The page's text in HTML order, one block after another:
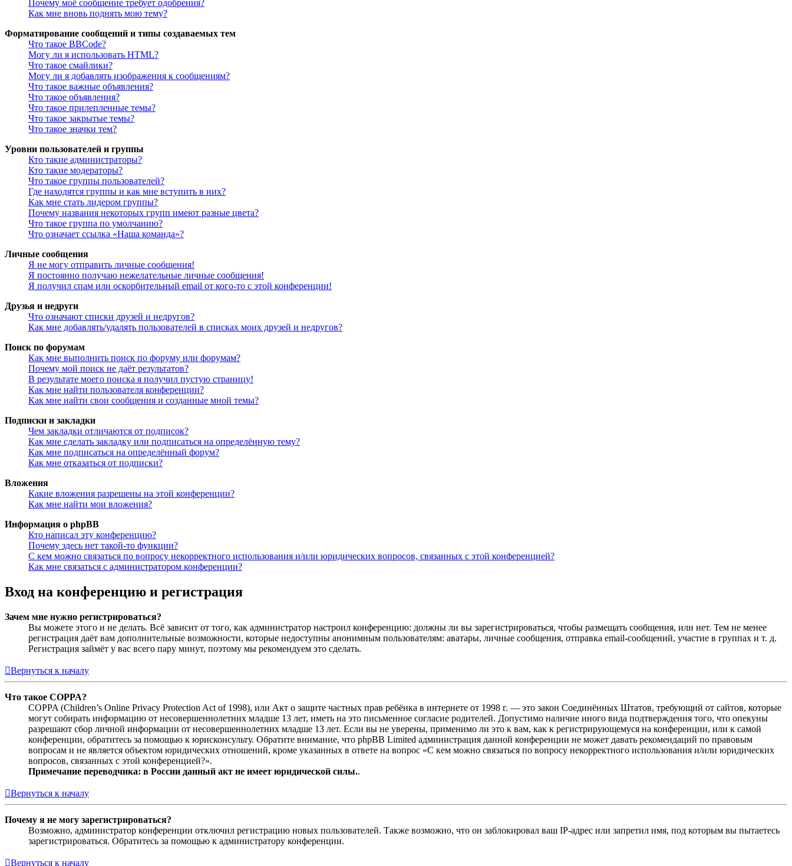
Почему моё сообщение требует одобрения?
Как мне вновь поднять мою тему?
Форматирование сообщений и типы создаваемых тем
Что такое BBCode?
Могу ли я использовать HTML?
Что такое смайлики?
Могу ли я добавлять изображения к сообщениям?
Что такое важные объявления?
Что такое объявления?
Что такое прилепленные темы?
Что такое закрытые темы?
Что такое значки тем?
Уровни пользователей и группы
Кто такие администраторы?
Кто такие модераторы?
Что такое группы пользователей?
Где находятся группы и как мне вступить в них?
Как мне стать лидером группы?
Почему названия некоторых групп имеют разные цвета?
Что такое группа по умолчанию?
Что означает ссылка «Наша команда»?
Личные сообщения
Я не могу отправить личные сообщения!
Я постоянно получаю нежелательные личные сообщения!
Я получил спам или оскорбительный email от кого-то с этой конференции!
Друзья и недруги
Что означают списки друзей и недругов?
Как мне добавлять/удалять пользователей в списках моих друзей и недругов?
Поиск по форумам
Как мне выполнить поиск по форуму или форумам?
Почему мой поиск не даёт результатов?
В результате моего поиска я получил пустую страницу!
Как мне найти пользователя конференции?
Как мне найти свои сообщения и созданные мной темы?
Подписки и закладки
Чем закладки отличаются от подписок?
Как мне сделать закладку или подписаться на определённую тему?
Как мне подписаться на определённый форум?
Как мне отказаться от подписки?
Вложения
Какие вложения разрешены на этой конференции?
Как мне найти мои вложения?
Информация о phpBB
Кто написал эту конференцию?
Почему здесь нет такой-то функции?
С кем можно связаться по вопросу некорректного использования и/или юридических вопросов, связанных с этой конференцией?
Как мне связаться с администратором конференции?
Вход на конференцию и регистрация
Зачем мне нужно регистрироваться?
Вы можете этого и не делать. Всё зависит от того, как администратор настроил конференцию: должны ли вы зарегистрироваться, чтобы размещать сообщения, или нет. Тем не менее
регистрация даёт вам дополнительные возможности, которые недоступны анонимным пользователям: аватары, личные сообщения, отправка email-сообщений, участие в группах и т. д.
Регистрация займёт у вас всего пару минут, поэтому мы рекомендуем это сделать.
Вернуться к началу
Что такое COPPA?
COPPA (Children’s Online Privacy Protection Act of 1998), или Акт о защите частных прав ребёнка в интернете от 1998 г. — это закон Соединённых Штатов, требующий от сайтов, которые
могут собирать информацию от несовершеннолетних младше 13 лет, иметь на это письменное согласие родителей. Допустимо наличие иного вида подтверждения того, что опекуны
разрешают сбор личной информации от несовершеннолетних младше 13 лет. Если вы не уверены, применимо ли это к вам, как к регистрирующемуся на конференции, или к самой
конференции, обратитесь за помощью к юрисконсульту. Обратите внимание, что phpBB Limited администрация данной конференции не может давать рекомендаций по правовым
вопросам и не является объектом юридических отношений, кроме указанных в ответе на вопрос «С кем можно связаться по вопросу некорректного использования и/или юридических
вопросов, связанных с этой конференцией?».
Примечание переводчика: в России данный акт не имеет юридической силы..
Вернуться к началу
Почему я не могу зарегистрироваться?
Возможно, администратор конференции отключил регистрацию новых пользователей. Также возможно, что он заблокировал ваш IP-адрес или запретил имя, под которым вы пытаетесь
зарегистрироваться. Обратитесь за помощью к администратору конференции.
Вернуться к началу